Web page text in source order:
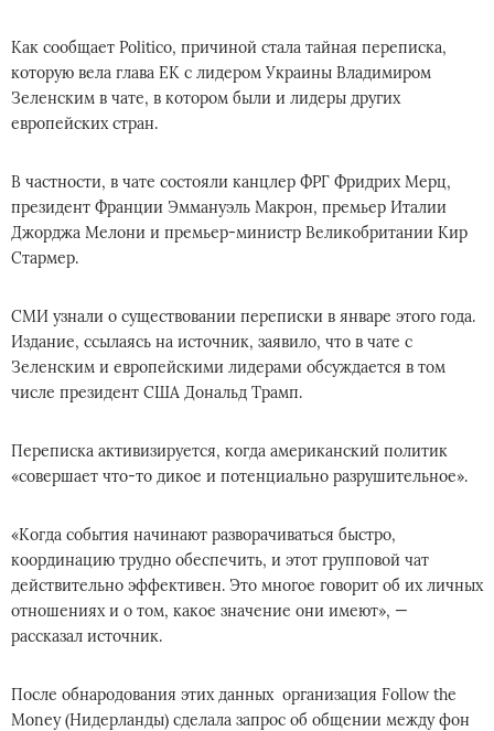
Как сообщает Politico, причиной стала тайная переписка,
которую вела глава ЕК с лидером Украины Владимиром
Зеленским в чате, в котором были и лидеры других
европейских стран.
В частности, в чате состояли канцлер ФРГ Фридрих Мерц,
президент Франции Эммануэль Макрон, премьер Италии
Джорджа Мелони и премьер-министр Великобритании Кир
Стармер.
СМИ узнали о существовании переписки в январе этого года.
Издание, ссылаясь на источник, заявило, что в чате с
Зеленским и европейскими лидерами обсуждается в том
числе президент США Дональд Трамп.
Переписка активизируется, когда американский политик
«совершает что-то дикое и потенциально разрушительное».
«Когда события начинают разворачиваться быстро,
координацию трудно обеспечить, и этот групповой чат
действительно эффективен. Это многое говорит об их личных
отношениях и о том, какое значение они имеют», —
рассказал источник.
После обнародования этих данных организация Follow the
Money (Нидерланды) сделала запрос об общении между фон